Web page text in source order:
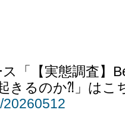
「【実態調査】
きるのか⁈」はこ
20260512